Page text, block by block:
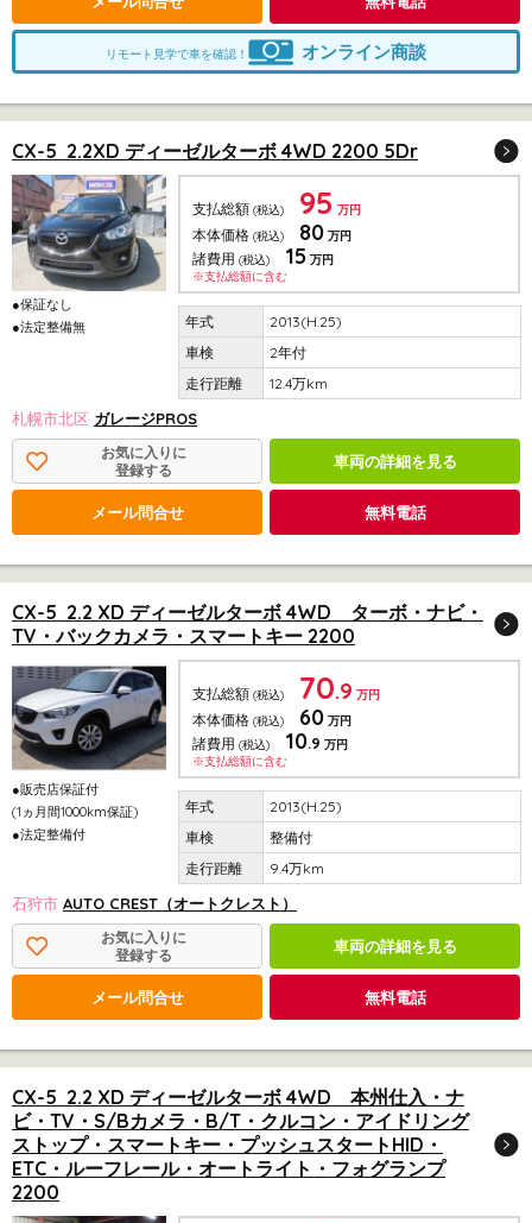
リモート見学で車を確認！ オンライン商談
CX-5 2.2XD ディーゼルターボ 4WD 2200 5Dr
●保証なし
●法定整備無
支払総額 (税込) 95 万円
本体価格 (税込) 80 万円
諸費用 (税込) 15 万円
※支払総額に含む
2013(H.25)
2年付
12.4万km
札幌市北区 ガレージPROS
お気に入りに
登録する
車両の詳細を見る
メール問合せ 無料電話
CX-5 2.2 XD ディーゼルターボ 4WD ターボ・ナビ・
TV・バックカメラ・スマートキー 2200
●販売店保証付
(1ヵ月間1000km保証)
●法定整備付
支払総額 (税込) 70.9 万円
本体価格 (税込) 60 万円
諸費用 (税込) 10.9 万円
※支払総額に含む
2013(H.25)
整備付
9.4万km
石狩市 AUTO CREST（オートクレスト）
お気に入りに
登録する
車両の詳細を見る
メール問合せ 無料電話
CX-5 2.2 XD ディーゼルターボ 4WD 本州仕入・ナ
ビ・TV・S/Bカメラ・B/T・クルコン・アイドリング
ストップ・スマートキー・プッシュスタートHID・
ETC・ルーフレール・オートライト・フォグランプ
2200